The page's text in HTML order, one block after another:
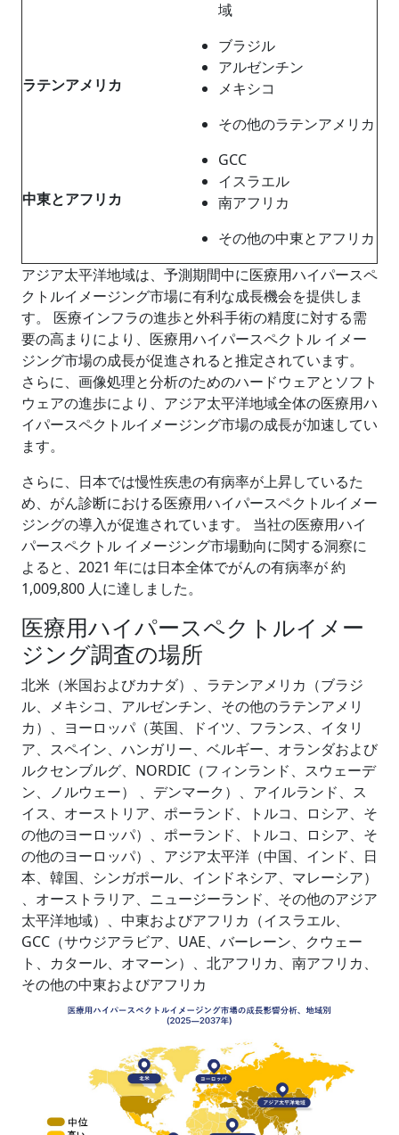
域
ラテンアメリカ
ブラジル
アルゼンチン
メキシコ
その他のラテンアメリカ
中東とアフリカ
GCC
イスラエル
南アフリカ
その他の中東とアフリカ
アジア太平洋地域は、予測期間中に医療用ハイパースペ
クトルイメージング市場に有利な成長機会を提供しま
す。 医療インフラの進歩と外科手術の精度に対する需
要の高まりにより、医療用ハイパースペクトル イメー
ジング市場の成長が促進されると推定されています。
さらに、画像処理と分析のためのハードウェアとソフト
ウェアの進歩により、アジア太平洋地域全体の医療用ハ
イパースペクトルイメージング市場の成長が加速してい
ます。
さらに、日本では慢性疾患の有病率が上昇しているた
め、がん診断における医療用ハイパースペクトルイメー
ジングの導入が促進されています。 当社の医療用ハイ
パースペクトル イメージング市場動向に関する洞察に
よると、2021 年には日本全体でがんの有病率が 約
1,009,800 人に達しました。
医療用ハイパースペクトルイメー
ジング調査の場所
北米（米国およびカナダ）、ラテンアメリカ（ブラジ
ル、メキシコ、アルゼンチン、その他のラテンアメリ
カ）、ヨーロッパ（英国、ドイツ、フランス、イタリ
ア、スペイン、ハンガリー、ベルギー、オランダおよび
ルクセンブルグ、NORDIC（フィンランド、スウェーデ
ン、ノルウェー） 、デンマーク）、アイルランド、ス
イス、オーストリア、ポーランド、トルコ、ロシア、そ
の他のヨーロッパ）、ポーランド、トルコ、ロシア、そ
の他のヨーロッパ）、アジア太平洋（中国、インド、日
本、韓国、シンガポール、インドネシア、マレーシア）
、オーストラリア、ニュージーランド、その他のアジア
太平洋地域）、中東およびアフリカ（イスラエル、
GCC（サウジアラビア、UAE、バーレーン、クウェー
ト、カタール、オマーン）、北アフリカ、南アフリカ、
その他の中東およびアフリカ